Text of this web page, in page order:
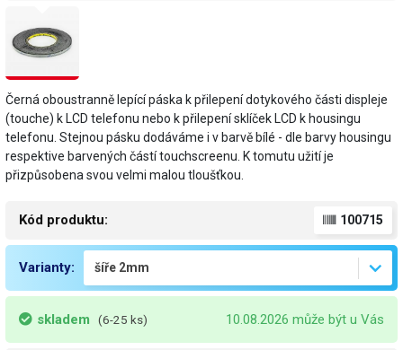
Černá oboustranně lepící páska k přilepení dotykového části displeje
(touche) k LCD telefonu nebo k přilepení sklíček LCD k housingu
telefonu. Stejnou pásku dodáváme i v barvě bílé - dle barvy housingu
respektive barvených částí touchscreenu. K tomutu užití je
přizpůsobena svou velmi malou tloušťkou.
Kód produktu: 100715
Varianty:
skladem (6-25 ks) 10.08.2026 může být u Vás